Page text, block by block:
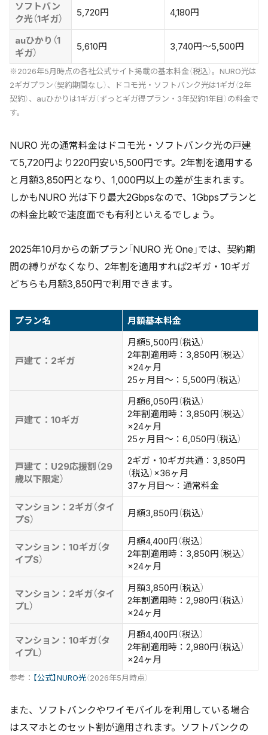
ソフトバン
ク光（1ギガ）
5,720円 4,180円
auひかり（1
ギガ）
5,610円 3,740円〜5,500円
※2026年5月時点の各社公式サイト掲載の基本料金（税込）。NURO光は
2ギガプラン（契約期間なし）、ドコモ光・ソフトバンク光は1ギガ（2年
契約）、auひかりは1ギガ（ずっとギガ得プラン・3年契約1年目）の料金で
す。
NURO 光の通常料金はドコモ光・ソフトバンク光の戸建
て5,720円より220円安い5,500円です。2年割を適用する
と月額3,850円となり、1,000円以上の差が生まれます。
しかもNURO 光は下り最大2Gbpsなので、1Gbpsプランと
の料金比較で速度面でも有利といえるでしょう。
2025年10月からの新プラン「NURO 光 One」では、契約期
間の縛りがなくなり、2年割を適用すれば2ギガ・10ギガ
どちらも月額3,850円で利用できます。
プラン名 月額基本料金
戸建て：2ギガ
月額5,500円（税込）
2年割適用時：3,850円（税込）
×24ヶ月
25ヶ月目〜：5,500円（税込）
戸建て：10ギガ
月額6,050円（税込）
2年割適用時：3,850円（税込）
×24ヶ月
25ヶ月目〜：6,050円（税込）
戸建て：U29応援割（29
歳以下限定）
2ギガ・10ギガ共通：3,850円
（税込）×36ヶ月
37ヶ月目〜：通常料金
マンション：2ギガ（タイ
プS）
月額3,850円（税込）
マンション：10ギガ（タ
イプS）
月額4,400円（税込）
2年割適用時：3,850円（税込）
×24ヶ月
マンション：2ギガ（タイ
プL）
月額3,850円（税込）
2年割適用時：2,980円（税込）
×24ヶ月
マンション：10ギガ（タ
イプL）
月額4,400円（税込）
2年割適用時：2,980円（税込）
×24ヶ月
参考： 【公式】NURO光（2026年5月時点）
また、ソフトバンクやワイモバイルを利用している場合
はスマホとのセット割が適用されます。ソフトバンクの